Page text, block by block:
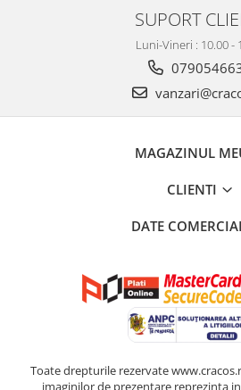
SUPORT
Luni-Vineri : 10.00 -
MAGAZINUL
CLIENTI
DATE
Toate drepturile rezervate
imaginilor de prezentare reprezinta